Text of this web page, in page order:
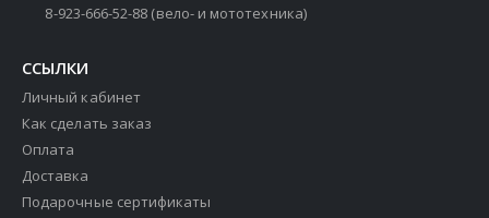
8-923-666-52-88 (вело- и мототехника)
ССЫЛКИ
Личный кабинет
Как сделать заказ
Оплата
Доставка
Подарочные сертификаты